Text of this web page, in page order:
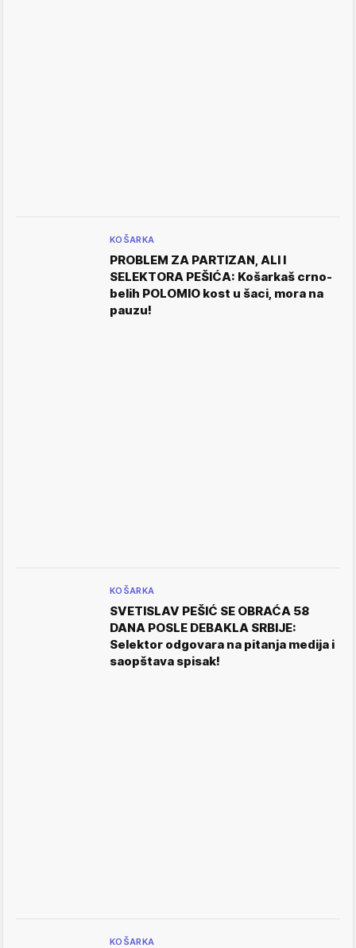
KOŠARKA
PROBLEM ZA PARTIZAN, ALI I
SELEKTORA PEŠIĆA: Košarkaš crno-
belih POLOMIO kost u šaci, mora na
pauzu!
KOŠARKA
SVETISLAV PEŠIĆ SE OBRAĆA 58
DANA POSLE DEBAKLA SRBIJE:
Selektor odgovara na pitanja medija i
saopštava spisak!
KOŠARKA